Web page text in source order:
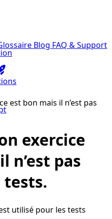
Blog FAQ & Support
est bon mais il n’est pas
exercice
n’est pas
tests.
utilisé pour les tests